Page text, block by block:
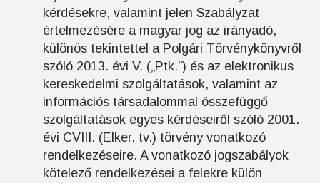
kérdésekre, valamint jelen Szabályzat
értelmezésére a magyar jog az irányadó,
különös tekintettel a Polgári Törvénykönyvről
szóló 2013. évi V. („Ptk.”) és az elektronikus
kereskedelmi szolgáltatások, valamint az
információs társadalommal összefüggő
szolgáltatások egyes kérdéseiről szóló 2001.
évi CVIII. (Elker. tv.) törvény vonatkozó
rendelkezéseire. A vonatkozó jogszabályok
kötelező rendelkezései a felekre külön